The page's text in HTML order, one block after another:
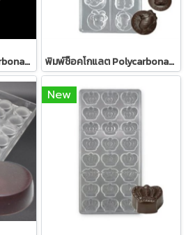
พิมพ์ช็อคโกแลต Polycarbonate รูปครึ่งวงกลม (2068B) พิมพ์ช็อคโกแลต Polycarbonate รูป12ราศี (2029)
New